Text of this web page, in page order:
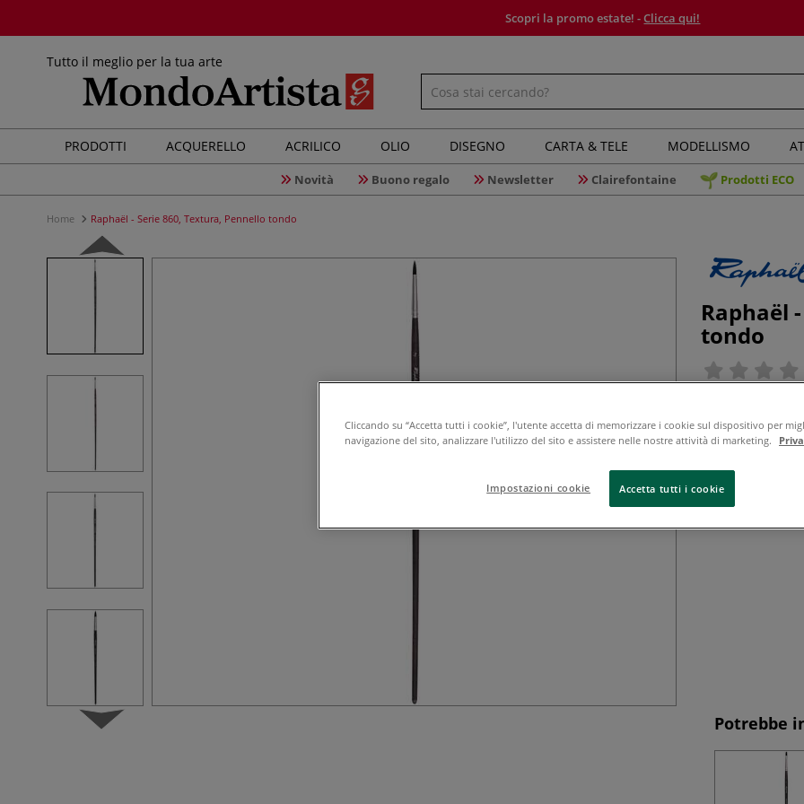
Scopri la promo estate! -Clicca qui!
Tutto il meglio per la tua arte
PRODOTTI ACQUERELLO ACRILICO OLIO DISEGNO CARTA & TELE MODELLISMO
Novità Buono regalo Newsletter Clairefontaine Prodotti ECO
Home Raphaël - Serie 860, Textura, Pennello tondo
Raphaël
tondo
I pennelli tondi
forma e si
dipingere
pennelli
Leggi tutto
Potrebbe
Cliccando su “Accetta tutti i cookie”, l'utente accetta di memorizzare i cookie sul dispositivo per
navigazione del sito, analizzare l'utilizzo del sito e assistere nelle nostre attività di marketing.
Impostazioni cookie Accetta tutti i cookie